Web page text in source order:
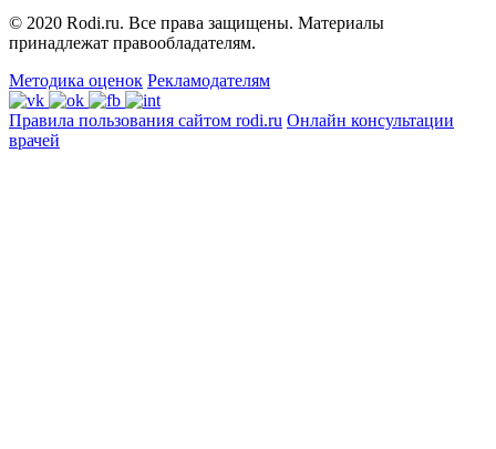
© 2020 Rodi.ru. Все права защищены. Материалы
принадлежат правообладателям.
Методика оценок Рекламодателям
Правила пользования сайтом rodi.ru Онлайн консультации
врачей